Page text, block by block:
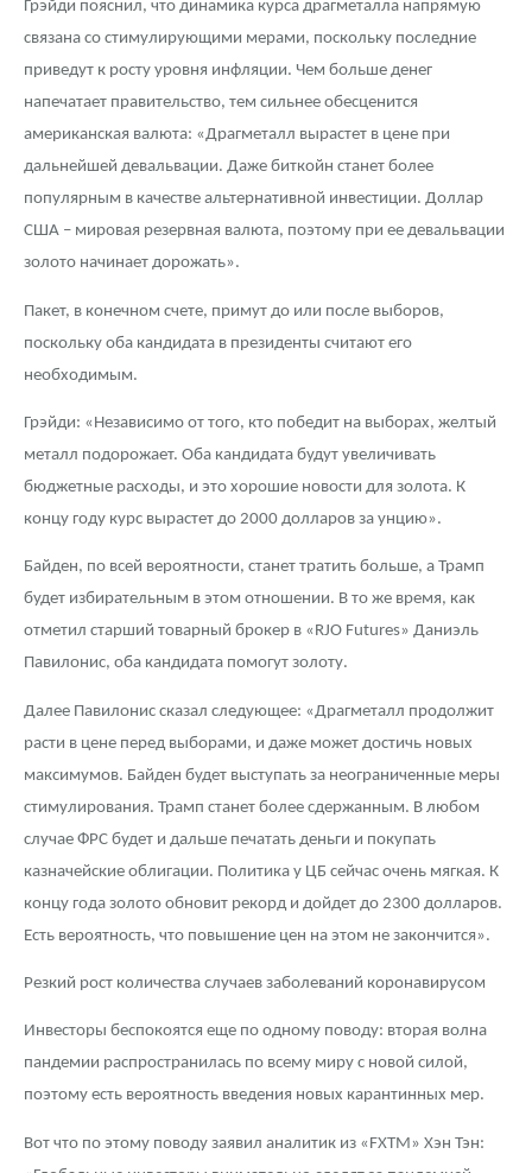
Грэйди пояснил, что динамика курса драгметалла напрямую
связана со стимулирующими мерами, поскольку последние
приведут к росту уровня инфляции. Чем больше денег
напечатает правительство, тем сильнее обесценится
американская валюта: «Драгметалл вырастет в цене при
дальнейшей девальвации. Даже биткойн станет более
популярным в качестве альтернативной инвестиции. Доллар
США – мировая резервная валюта, поэтому при ее девальвации
золото начинает дорожать».
Пакет, в конечном счете, примут до или после выборов,
поскольку оба кандидата в президенты считают его
необходимым.
Грэйди: «Независимо от того, кто победит на выборах, желтый
металл подорожает. Оба кандидата будут увеличивать
бюджетные расходы, и это хорошие новости для золота. К
концу году курс вырастет до 2000 долларов за унцию».
Байден, по всей вероятности, станет тратить больше, а Трамп
будет избирательным в этом отношении. В то же время, как
отметил старший товарный брокер в «RJO Futures» Даниэль
Павилонис, оба кандидата помогут золоту.
Далее Павилонис сказал следующее: «Драгметалл продолжит
расти в цене перед выборами, и даже может достичь новых
максимумов. Байден будет выступать за неограниченные меры
стимулирования. Трамп станет более сдержанным. В любом
случае ФРС будет и дальше печатать деньги и покупать
казначейские облигации. Политика у ЦБ сейчас очень мягкая. К
концу года золото обновит рекорд и дойдет до 2300 долларов.
Есть вероятность, что повышение цен на этом не закончится».
Резкий рост количества случаев заболеваний коронавирусом
Инвесторы беспокоятся еще по одному поводу: вторая волна
пандемии распространилась по всему миру с новой силой,
поэтому есть вероятность введения новых карантинных мер.
Вот что по этому поводу заявил аналитик из «FXTM» Хэн Тэн: